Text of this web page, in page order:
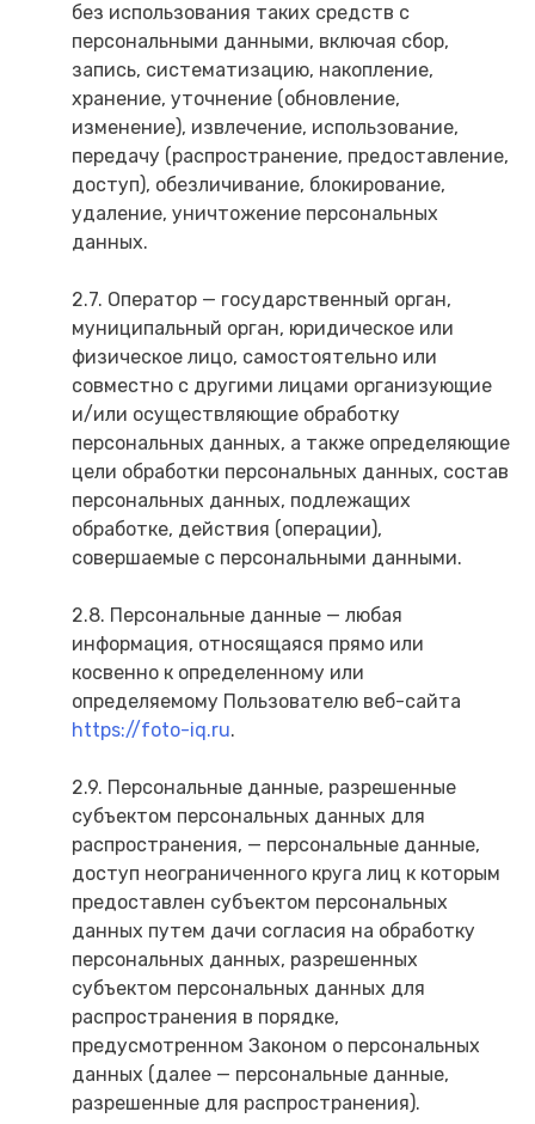
без использования таких средств с
персональными данными, включая сбор,
запись, систематизацию, накопление,
хранение, уточнение (обновление,
изменение), извлечение, использование,
передачу (распространение, предоставление,
доступ), обезличивание, блокирование,
удаление, уничтожение персональных
данных.
2.7. Оператор — государственный орган,
муниципальный орган, юридическое или
физическое лицо, самостоятельно или
совместно с другими лицами организующие
и/или осуществляющие обработку
персональных данных, а также определяющие
цели обработки персональных данных, состав
персональных данных, подлежащих
обработке, действия (операции),
совершаемые с персональными данными.
2.8. Персональные данные — любая
информация, относящаяся прямо или
косвенно к определенному или
определяемому Пользователю веб-сайта
https://foto-iq.ru.
2.9. Персональные данные, разрешенные
субъектом персональных данных для
распространения, — персональные данные,
доступ неограниченного круга лиц к которым
предоставлен субъектом персональных
данных путем дачи согласия на обработку
персональных данных, разрешенных
субъектом персональных данных для
распространения в порядке,
предусмотренном Законом о персональных
данных (далее — персональные данные,
разрешенные для распространения).